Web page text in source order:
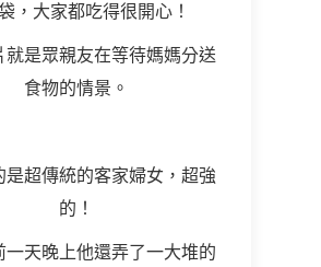
，大家都吃得很開心！
就是眾親友在等待媽媽分送
食物的情景。
是超傳統的客家婦女，超強
的！
一天晚上他還弄了一大堆的